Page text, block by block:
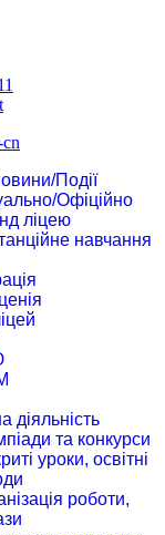
Події
Офіційно
ліцею
навчання
діяльність
та конкурси
уроки, освітні
роботи,